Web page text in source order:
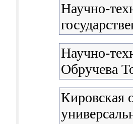
Научно-
Научно-
Обручева
Кировская